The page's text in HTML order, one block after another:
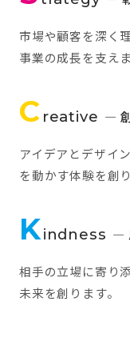
市場や顧客を深く
事業の成長を支えま
C reative —
アイデアとデザイ
を動かす体験を創り
Kindness —
相手の立場に寄り
未来を創ります。